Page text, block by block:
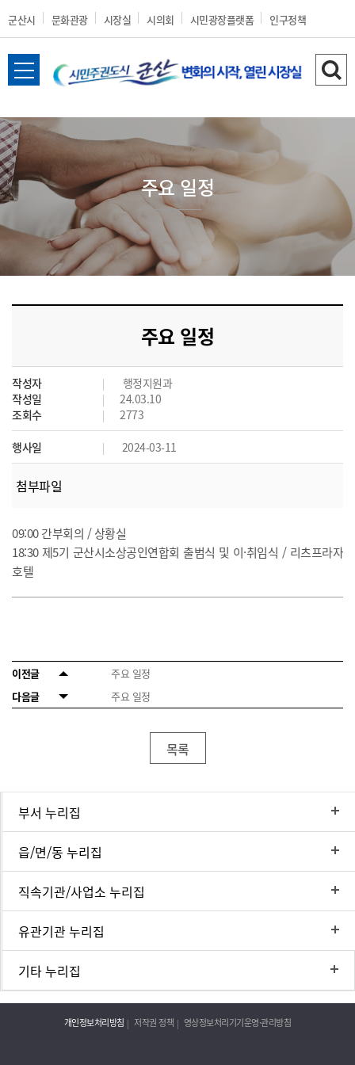
군산시 문화관광 시장실 시의회 시민광장플랫폼 인구정책
전
메
뉴
열
기
검
하
주요 일정
주요 일정
작성자
행정지원과
작성일
24.03.10
조회수
2773
행사일 2024-03-11
첨부파일
09:00 간부회의 / 상황실
18:30 제5기 군산시소상공인연합회 출범식 및 이·취임식 / 리츠프라자
호텔
이전글
주요 일정
다음글
주요 일정
목록
부서 누리집
읍/면/동 누리집
직속기관/사업소 누리집
유관기관 누리집
기타 누리집
개인정보처리방침 저작권 정책 영상정보처리기기운영·관리방침